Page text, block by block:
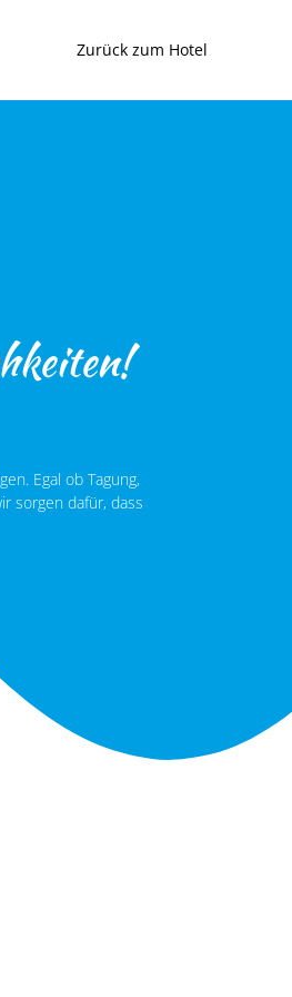
Zurück zum Hotel
Egal ob Tagung,
sorgen dafür, dass